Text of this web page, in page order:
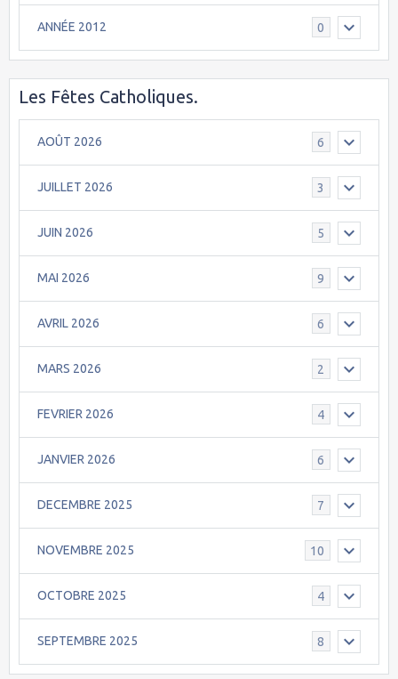
ANNÉE 2012 0
Les Fêtes Catholiques.
AOÛT 2026 6
JUILLET 2026 3
JUIN 2026 5
MAI 2026 9
AVRIL 2026 6
MARS 2026 2
FEVRIER 2026 4
JANVIER 2026 6
DECEMBRE 2025 7
NOVEMBRE 2025 10
OCTOBRE 2025 4
SEPTEMBRE 2025 8